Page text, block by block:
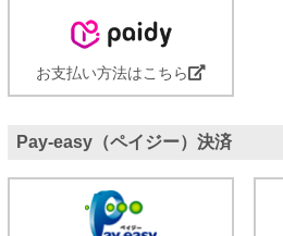
お支払い方法はこちら
Pay-easy（ペイジー）決済